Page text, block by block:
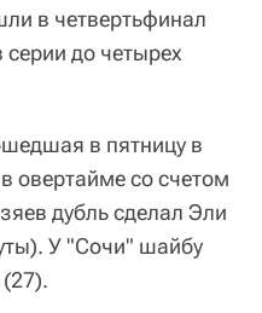
в четвертьфинал
серии до четырех
в пятницу в
овертайме со счетом
дубль сделал Эли
У "Сочи" шайбу